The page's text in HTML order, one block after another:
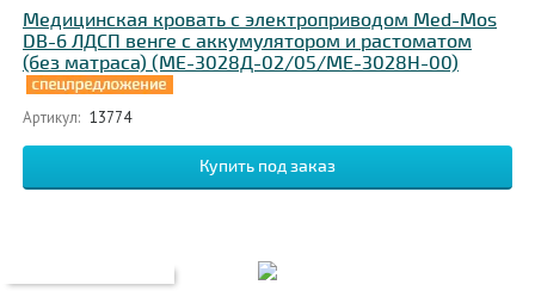
Медицинская кровать с электроприводом Med-Mos
DB-6 ЛДСП венге с аккумулятором и растоматом
(без матраса) (MЕ-3028Д-02/05/MЕ-3028Н-00)
Артикул: 13774